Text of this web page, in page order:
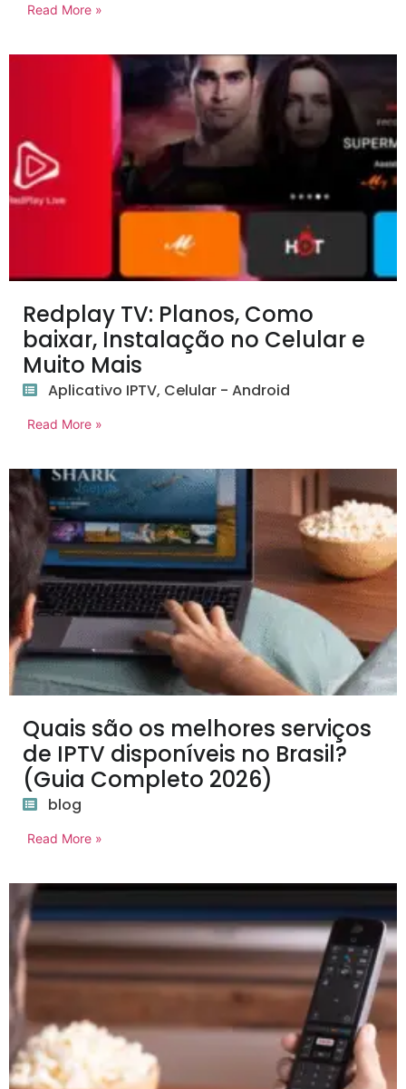
Read More »
Redplay TV: Planos, Como
baixar, Instalação no Celular e
Muito Mais
Aplicativo IPTV, Celular - Android
Read More »
Quais são os melhores serviços
de IPTV disponíveis no Brasil?
(Guia Completo 2026)
blog
Read More »